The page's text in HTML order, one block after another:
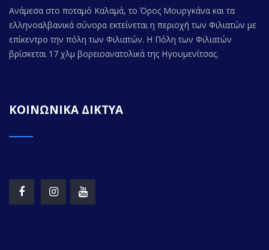
Ανάμεσα στο ποταμό Καλαμά, το Όρος Μουργκάνα και τα
ελληνοαλβανικά σύνορα εκτείνεται η περιοχή των Φιλιατών με
επίκεντρο την πόλη των Φιλιατών. Η Πόλη των Φιλιατών
βρίσκεται 17 χλμ βορειοανατολικά της Ηγουμενίτσας.
ΚΟΙΝΩΝΙΚΑ ΔΙΚΤΥΑ